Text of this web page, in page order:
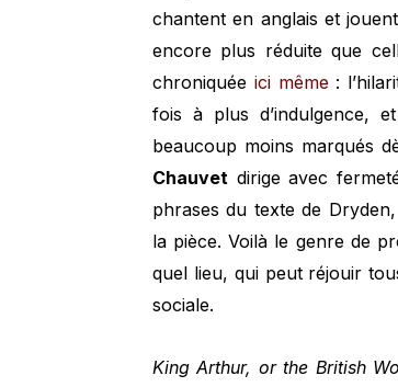
chantent en anglais et
encore plus réduite que
chroniquée ici même:
fois à plus d’indulgence,
beaucoup moins marqués
Chauvet dirige avec
phrases du texte de
la pièce. Voilà le genre de
quel lieu, qui peut réjouir
sociale.
King Arthur, or the British